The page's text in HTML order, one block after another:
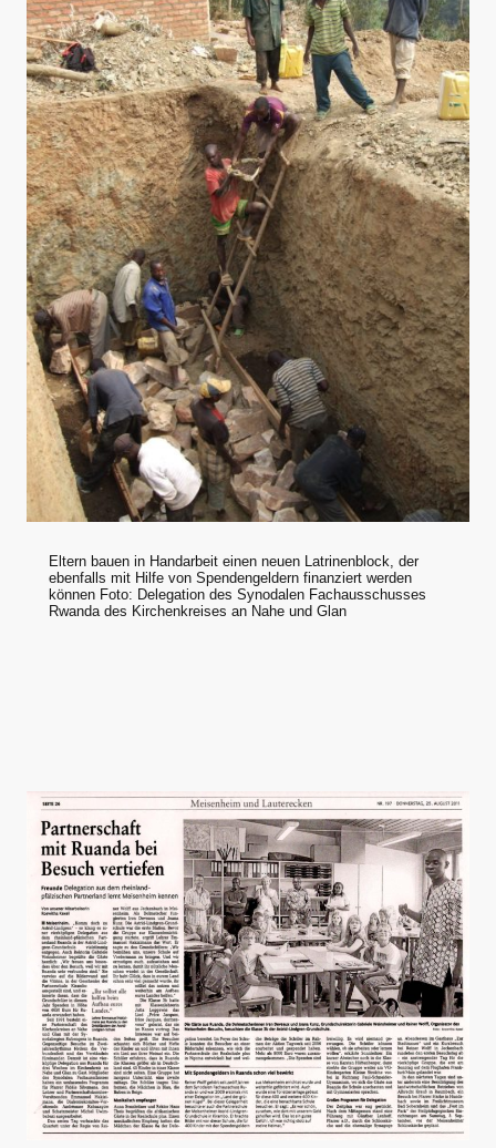
Eltern bauen in Handarbeit einen neuen Latrinenblock, der
ebenfalls mit Hilfe von Spendengeldern finanziert werden
können Foto: Delegation des Synodalen Fachausschusses
Rwanda des Kirchenkreises an Nahe und Glan